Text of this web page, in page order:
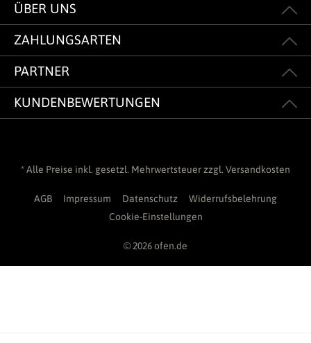
ÜBER UNS
ZAHLUNGSARTEN
PARTNER
KUNDENBEWERTUNGEN
* Alle Preise inkl. gesetzl. Mehrwertsteuer zzgl. Versandkosten
AGB Impressum Datenschutz
Widerrufsbelehrung
Cookie-Einstellungen
© 2026 ofen.de